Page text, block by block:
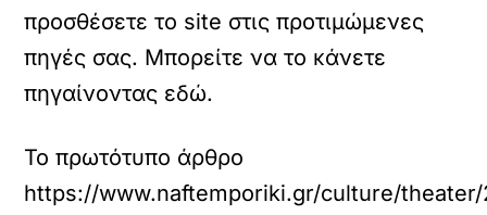
προσθέσετε το site στις προτιμώμενες
πηγές σας. Μπορείτε να το κάνετε
πηγαίνοντας εδώ.
Το πρωτότυπο άρθρο
https://www.naftemporiki.gr/culture/